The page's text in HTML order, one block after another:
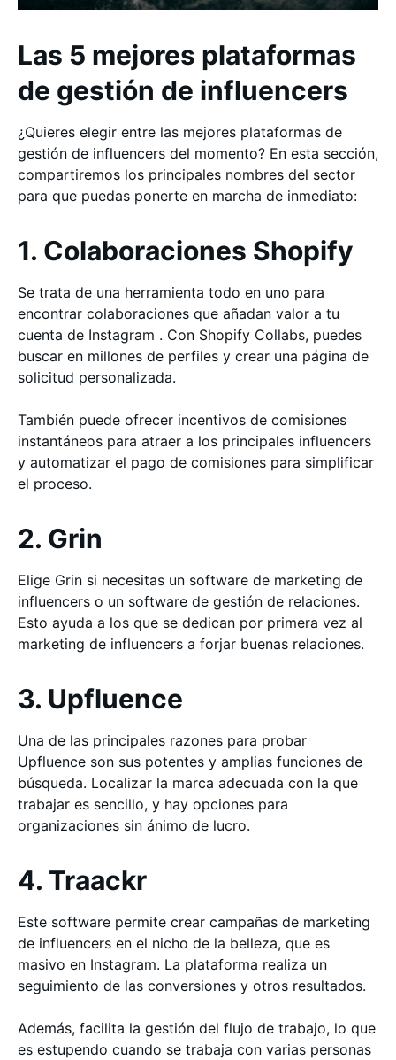
Las 5 mejores plataformas
de gestión de influencers
¿Quieres elegir entre las mejores plataformas de
gestión de influencers del momento? En esta sección,
compartiremos los principales nombres del sector
para que puedas ponerte en marcha de inmediato:
1. Colaboraciones Shopify
Se trata de una herramienta todo en uno para
encontrar colaboraciones que añadan valor a tu
cuenta de Instagram . Con Shopify Collabs, puedes
buscar en millones de perfiles y crear una página de
solicitud personalizada.
También puede ofrecer incentivos de comisiones
instantáneos para atraer a los principales influencers
y automatizar el pago de comisiones para simplificar
el proceso.
2. Grin
Elige Grin si necesitas un software de marketing de
influencers o un software de gestión de relaciones.
Esto ayuda a los que se dedican por primera vez al
marketing de influencers a forjar buenas relaciones.
3. Upfluence
Una de las principales razones para probar
Upfluence son sus potentes y amplias funciones de
búsqueda. Localizar la marca adecuada con la que
trabajar es sencillo, y hay opciones para
organizaciones sin ánimo de lucro.
4. Traackr
Este software permite crear campañas de marketing
de influencers en el nicho de la belleza, que es
masivo en Instagram. La plataforma realiza un
seguimiento de las conversiones y otros resultados.
Además, facilita la gestión del flujo de trabajo, lo que
es estupendo cuando se trabaja con varias personas